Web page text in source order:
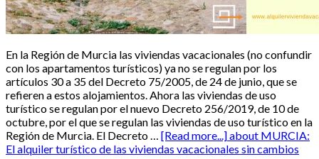
En la Región de Murcia las viviendas vacacionales (no confundir
con los apartamentos turísticos) ya no se regulan por los
artículos 30 a 35 del Decreto 75/2005, de 24 de junio, que se
refieren a estos alojamientos. Ahora las viviendas de uso
turístico se regulan por el nuevo Decreto 256/2019, de 10 de
octubre, por el que se regulan las viviendas de uso turístico en la
Región de Murcia. El Decreto … [Read more...]about MURCIA:
El alquiler turístico de las viviendas vacacionales sin cambios